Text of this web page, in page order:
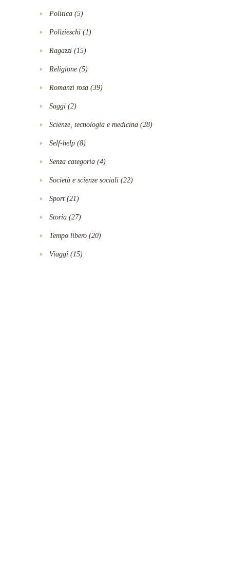
Politica (5)
Polizieschi (1)
Ragazzi (15)
Religione (5)
Romanzi rosa (39)
Saggi (2)
Scienze, tecnologia e medicina (28)
Self-help (8)
Senza categoria (4)
Società e scienze sociali (22)
Sport (21)
Storia (27)
Tempo libero (20)
Viaggi (15)